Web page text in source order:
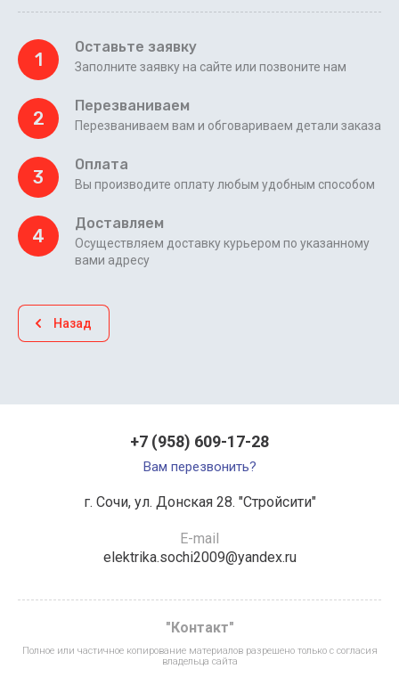
1
Оставьте заявку
Заполните заявку на сайте или позвоните нам
2
Перезваниваем
Перезваниваем вам и обговариваем детали заказа
3
Оплата
Вы производите оплату любым удобным способом
4
Доставляем
Осуществляем доставку курьером по указанному
вами адресу
Назад
+7 (958) 609-17-28
Вам перезвонить?
г. Сочи, ул. Донская 28. "Стройсити"
E-mail
elektrika.sochi2009@yandex.ru
"Контакт"
Полное или частичное копирование материалов разрешено только с согласия
владельца сайта